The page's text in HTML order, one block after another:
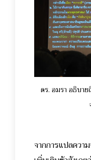
ดร. อมรา อธิบา
จากการแปลควา